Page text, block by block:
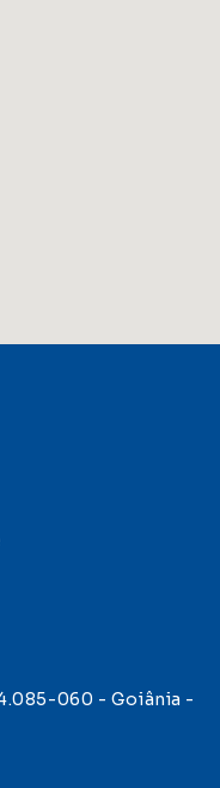
060 - Goiânia -